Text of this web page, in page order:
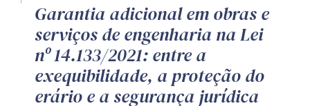
Garantia adicional em obras e
serviços de engenharia na Lei
nº 14.133/2021: entre a
exequibilidade, a proteção do
erário e a segurança jurídica